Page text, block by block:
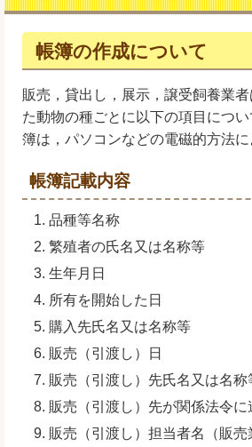
帳簿の作成について
販売，貸出し，展示，譲受飼養業
た動物の種ごとに以下の項目につ
簿は，パソコンなどの電磁的方法
帳簿記載内容
品種等名称
繁殖者の氏名又は名称等
生年月日
所有を開始した日
購入先氏名又は名称等
販売（引渡し）日
販売（引渡し）先氏名又は名称
販売（引渡し）先が関係法令
販売（引渡し）担当者名（販売